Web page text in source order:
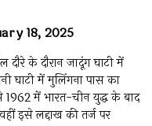
18, 2025
दौरे के दौरान जादूंग घाटी में
घाटी में मुलिंगना पास का
1962 में भारत-चीन युद्ध के बाद
इसे लद्दाख की तर्ज पर